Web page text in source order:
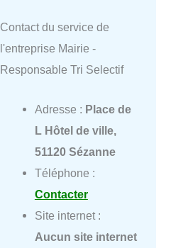
Contact du service de
l'entreprise Mairie -
Responsable Tri Selectif
Adresse : Place de
L Hôtel de ville,
51120 Sézanne
Téléphone :
Contacter
Site internet :
Aucun site internet